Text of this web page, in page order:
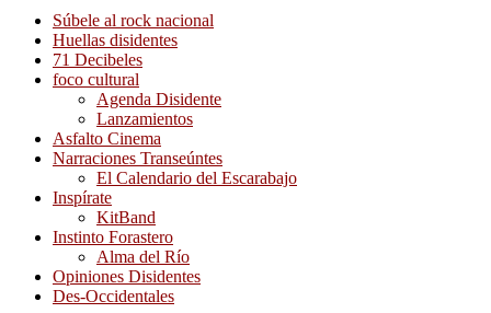
Súbele al rock nacional
Huellas disidentes
71 Decibeles
foco cultural
Agenda Disidente
Lanzamientos
Asfalto Cinema
Narraciones Transeúntes
El Calendario del Escarabajo
Inspírate
KitBand
Instinto Forastero
Alma del Río
Opiniones Disidentes
Des-Occidentales